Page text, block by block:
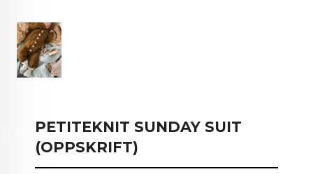
PETITEKNIT SUNDAY SUIT
(OPPSKRIFT)